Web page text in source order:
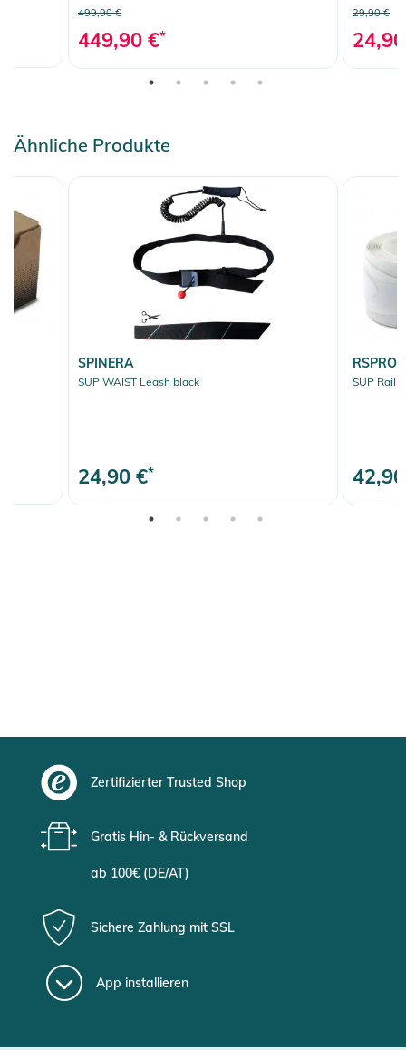
499,90 €
449,90 €*
29,90 €
Ähnliche Produkte
SPINERA
SUP WAIST Leash black
24,90 €*
RSPRO
SUP Rail
Zertifizierter Trusted Shop
Gratis Hin- & Rückversand
ab 100€ (DE/AT)
Sichere Zahlung mit SSL
App installieren